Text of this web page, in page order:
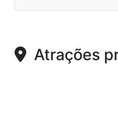
Atrações